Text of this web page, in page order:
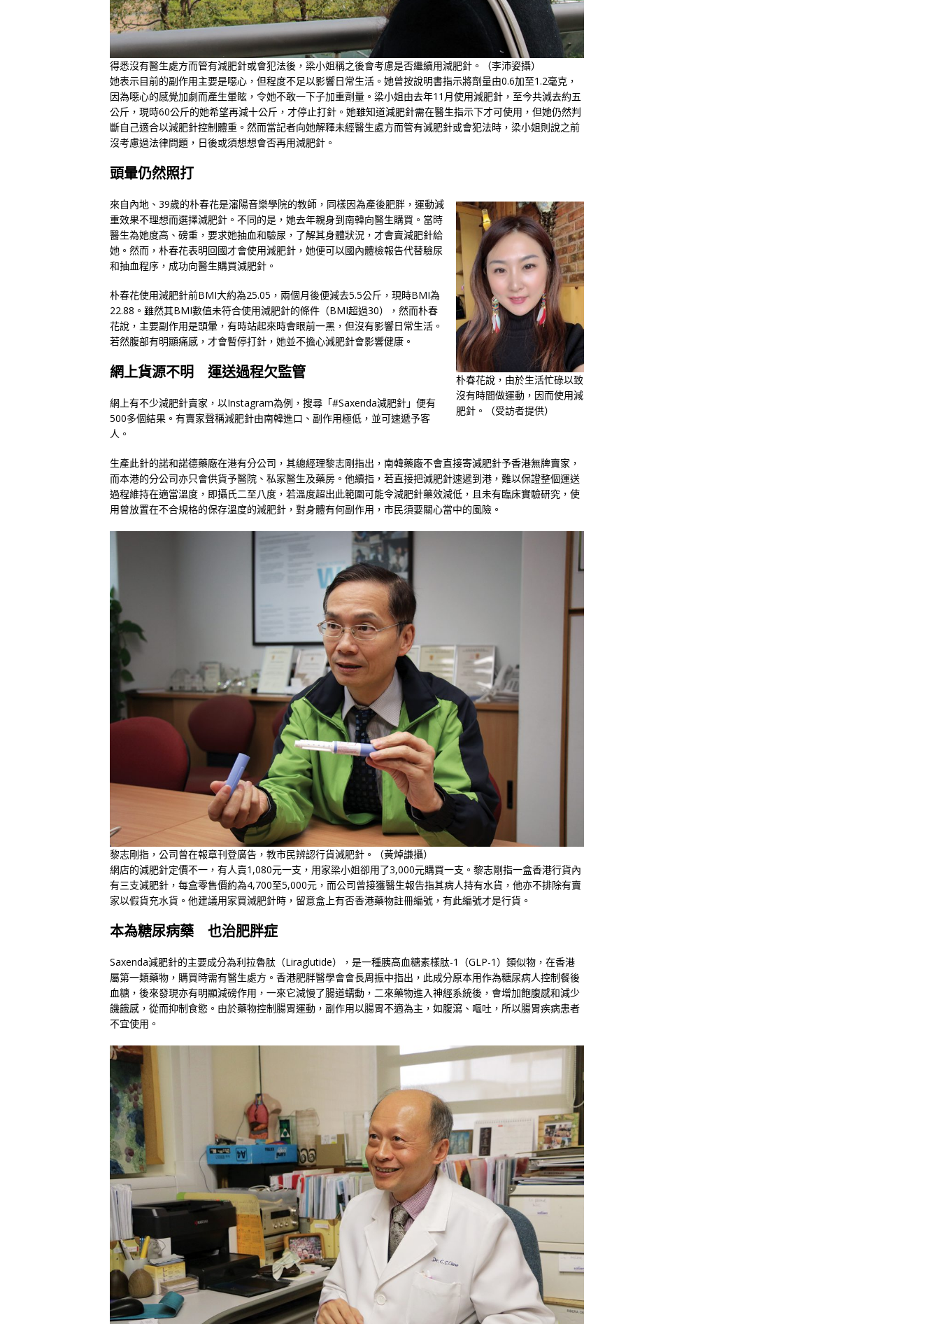
得悉沒有醫生處方而管有減肥針或會犯法後，梁小姐稱之後會考慮是否繼續用減肥針。（李沛姿攝）
她表示目前的副作用主要是噁心，但程度不足以影響日常生活。她曾按說明書指示將劑量由0.6加至1.2毫克，
因為噁心的感覺加劇而產生暈眩，令她不敢一下子加重劑量。梁小姐由去年11月使用減肥針，至今共減去約五
公斤，現時60公斤的她希望再減十公斤，才停止打針。她雖知道減肥針需在醫生指示下才可使用，但她仍然判
斷自己適合以減肥針控制體重。然而當記者向她解釋未經醫生處方而管有減肥針或會犯法時，梁小姐則說之前
沒考慮過法律問題，日後或須想想會否再用減肥針。
頭暈仍然照打
朴春花說，由於生活忙碌以致
沒有時間做運動，因而使用減
肥針。（受訪者提供）
來自內地、39歲的朴春花是瀋陽音樂學院的教師，同樣因為產後肥胖，運動減
重效果不理想而選擇減肥針。不同的是，她去年親身到南韓向醫生購買。當時
醫生為她度高、磅重，要求她抽血和驗尿，了解其身體狀況，才會賣減肥針給
她。然而，朴春花表明回國才會使用減肥針，她便可以國內體檢報告代替驗尿
和抽血程序，成功向醫生購買減肥針。
朴春花使用減肥針前BMI大約為25.05，兩個月後便減去5.5公斤，現時BMI為
22.88。雖然其BMI數值未符合使用減肥針的條件（BMI超過30），然而朴春
花說，主要副作用是頭暈，有時站起來時會眼前一黑，但沒有影響日常生活。
若然腹部有明顯痛感，才會暫停打針，她並不擔心減肥針會影響健康。
網上貨源不明 運送過程欠監管
網上有不少減肥針賣家，以Instagram為例，搜尋「#Saxenda減肥針」便有
500多個結果。有賣家聲稱減肥針由南韓進口、副作用極低，並可速遞予客
人。
生產此針的諾和諾德藥廠在港有分公司，其總經理黎志剛指出，南韓藥廠不會直接寄減肥針予香港無牌賣家，
而本港的分公司亦只會供貨予醫院、私家醫生及藥房。他續指，若直接把減肥針速遞到港，難以保證整個運送
過程維持在適當溫度，即攝氏二至八度，若溫度超出此範圍可能令減肥針藥效減低，且未有臨床實驗研究，使
用曾放置在不合規格的保存溫度的減肥針，對身體有何副作用，市民須要關心當中的風險。
黎志剛指，公司曾在報章刊登廣告，教市民辨認行貨減肥針。（黃焯謙攝）
網店的減肥針定價不一，有人賣1,080元一支，用家梁小姐卻用了3,000元購買一支。黎志剛指一盒香港行貨內
有三支減肥針，每盒零售價約為4,700至5,000元，而公司曾接獲醫生報告指其病人持有水貨，他亦不排除有賣
家以假貨充水貨。他建議用家買減肥針時，留意盒上有否香港藥物註冊編號，有此編號才是行貨。
本為糖尿病藥 也治肥胖症
Saxenda減肥針的主要成分為利拉魯肽（Liraglutide），是一種胰高血糖素樣肽-1（GLP-1）類似物，在香港
屬第一類藥物，購買時需有醫生處方。香港肥胖醫學會會長周振中指出，此成分原本用作為糖尿病人控制餐後
血糖，後來發現亦有明顯減磅作用，一來它減慢了腸道蠕動，二來藥物進入神經系統後，會增加飽腹感和減少
饑餓感，從而抑制食慾。由於藥物控制腸胃運動，副作用以腸胃不適為主，如腹瀉、嘔吐，所以腸胃疾病患者
不宜使用。